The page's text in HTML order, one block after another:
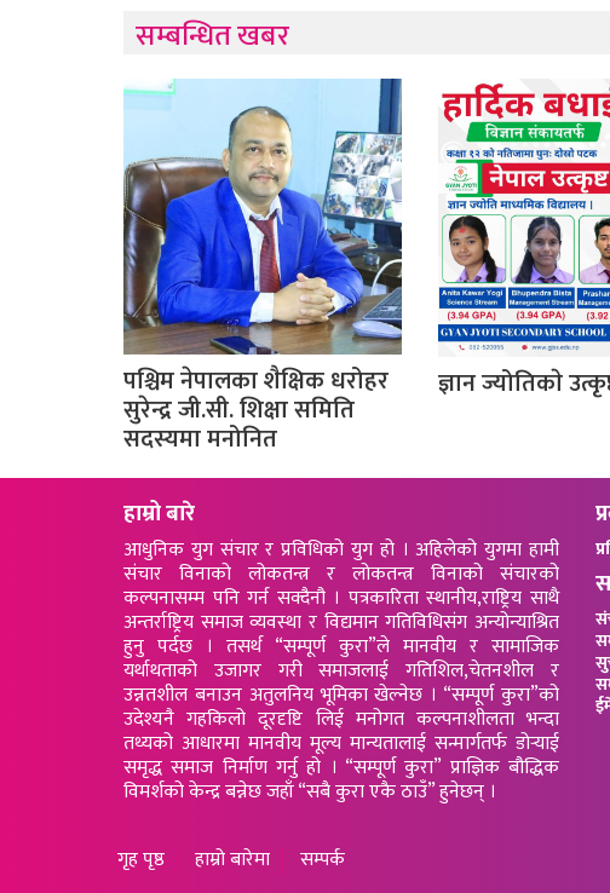
सम्बन्धित खबर
पश्चिम नेपालका शैक्षिक धरोहर
सुरेन्द्र जी.सी. शिक्षा समिति
सदस्यमा मनोनित
ज्ञान ज्योतिकाे
हाम्रो बारे
आधुनिक युग संचार र प्रविधिको युग हो । अहिलेको युगमा हामी
संचार विनाको लोकतन्त्र र लोकतन्त्र विनाको संचारको
कल्पनासम्म पनि गर्न सक्दैनौ । पत्रकारिता स्थानीय,राष्ट्रिय साथै
अन्तर्राष्ट्रिय समाज व्यवस्था र विद्यमान गतिविधिसंग अन्योन्याश्रित
हुनु पर्दछ । तसर्थ “सम्पूर्ण कुरा”ले मानवीय र सामाजिक
यर्थाथताको उजागर गरी समाजलाई गतिशिल,चेतनशील र
उन्नतशील बनाउन अतुलनिय भूमिका खेल्नेछ । “सम्पूर्ण कुरा”को
उदेश्यनै गहकिलो दूरदृष्टि लिई मनोगत कल्पनाशीलता भन्दा
तथ्यको आधारमा मानवीय मूल्य मान्यतालाई सन्मार्गतर्फ डोर्‍याई
समृद्ध समाज निर्माण गर्नु हो । “सम्पूर्ण कुरा” प्राज्ञिक बौद्धिक
विमर्शको केन्द्र बन्नेछ जहाँ “सबै कुरा एकै ठाउँ” हुनेछन् ।
गृह पृष्ठ हाम्रो बारेमा सम्पर्क